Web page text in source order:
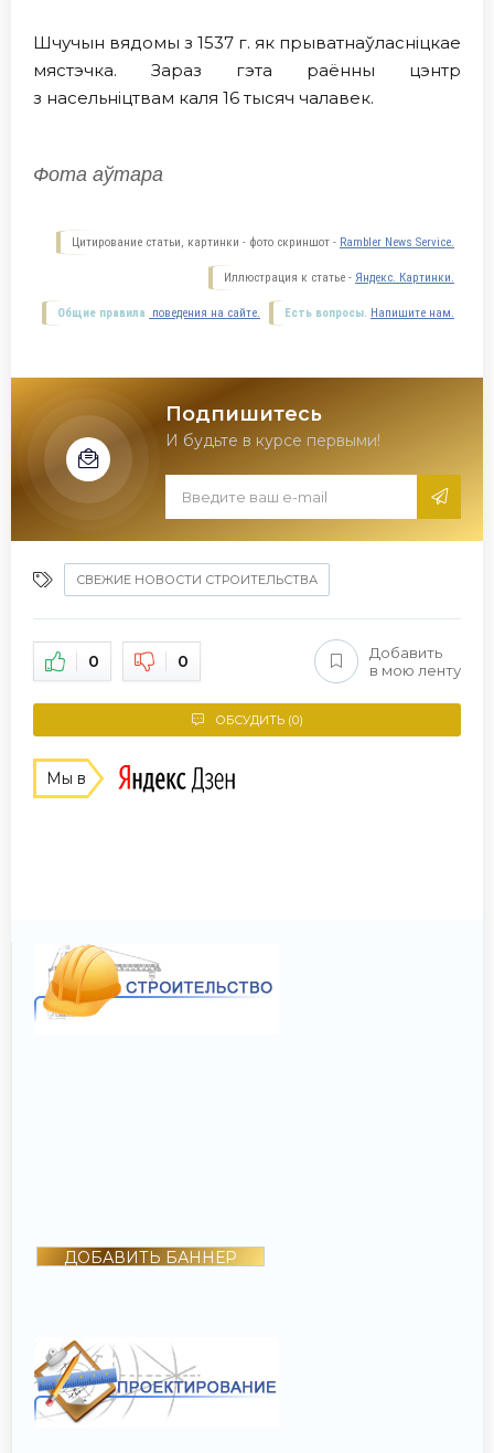
Шчучын вядомы з 1537 г. як прыватнаўласніцкае
мястэчка. Зараз гэта раённы цэнтр
з насельнiцтвам каля 16 тысяч чалавек.
Фота аўтара
Цитирование статьи, картинки - фото скриншот - Rambler News Service.
Иллюстрация к статье - Яндекс. Картинки.
Есть вопросы. Напишите нам.
Общие правила поведения на сайте.
Подпишитесь
И будьте в курсе первыми!
СВЕЖИЕ НОВОСТИ СТРОИТЕЛЬСТВА
0 0
Добавить
в мою ленту
ОБСУДИТЬ (0)
Мы в
ДОБАВИТЬ БАННЕР